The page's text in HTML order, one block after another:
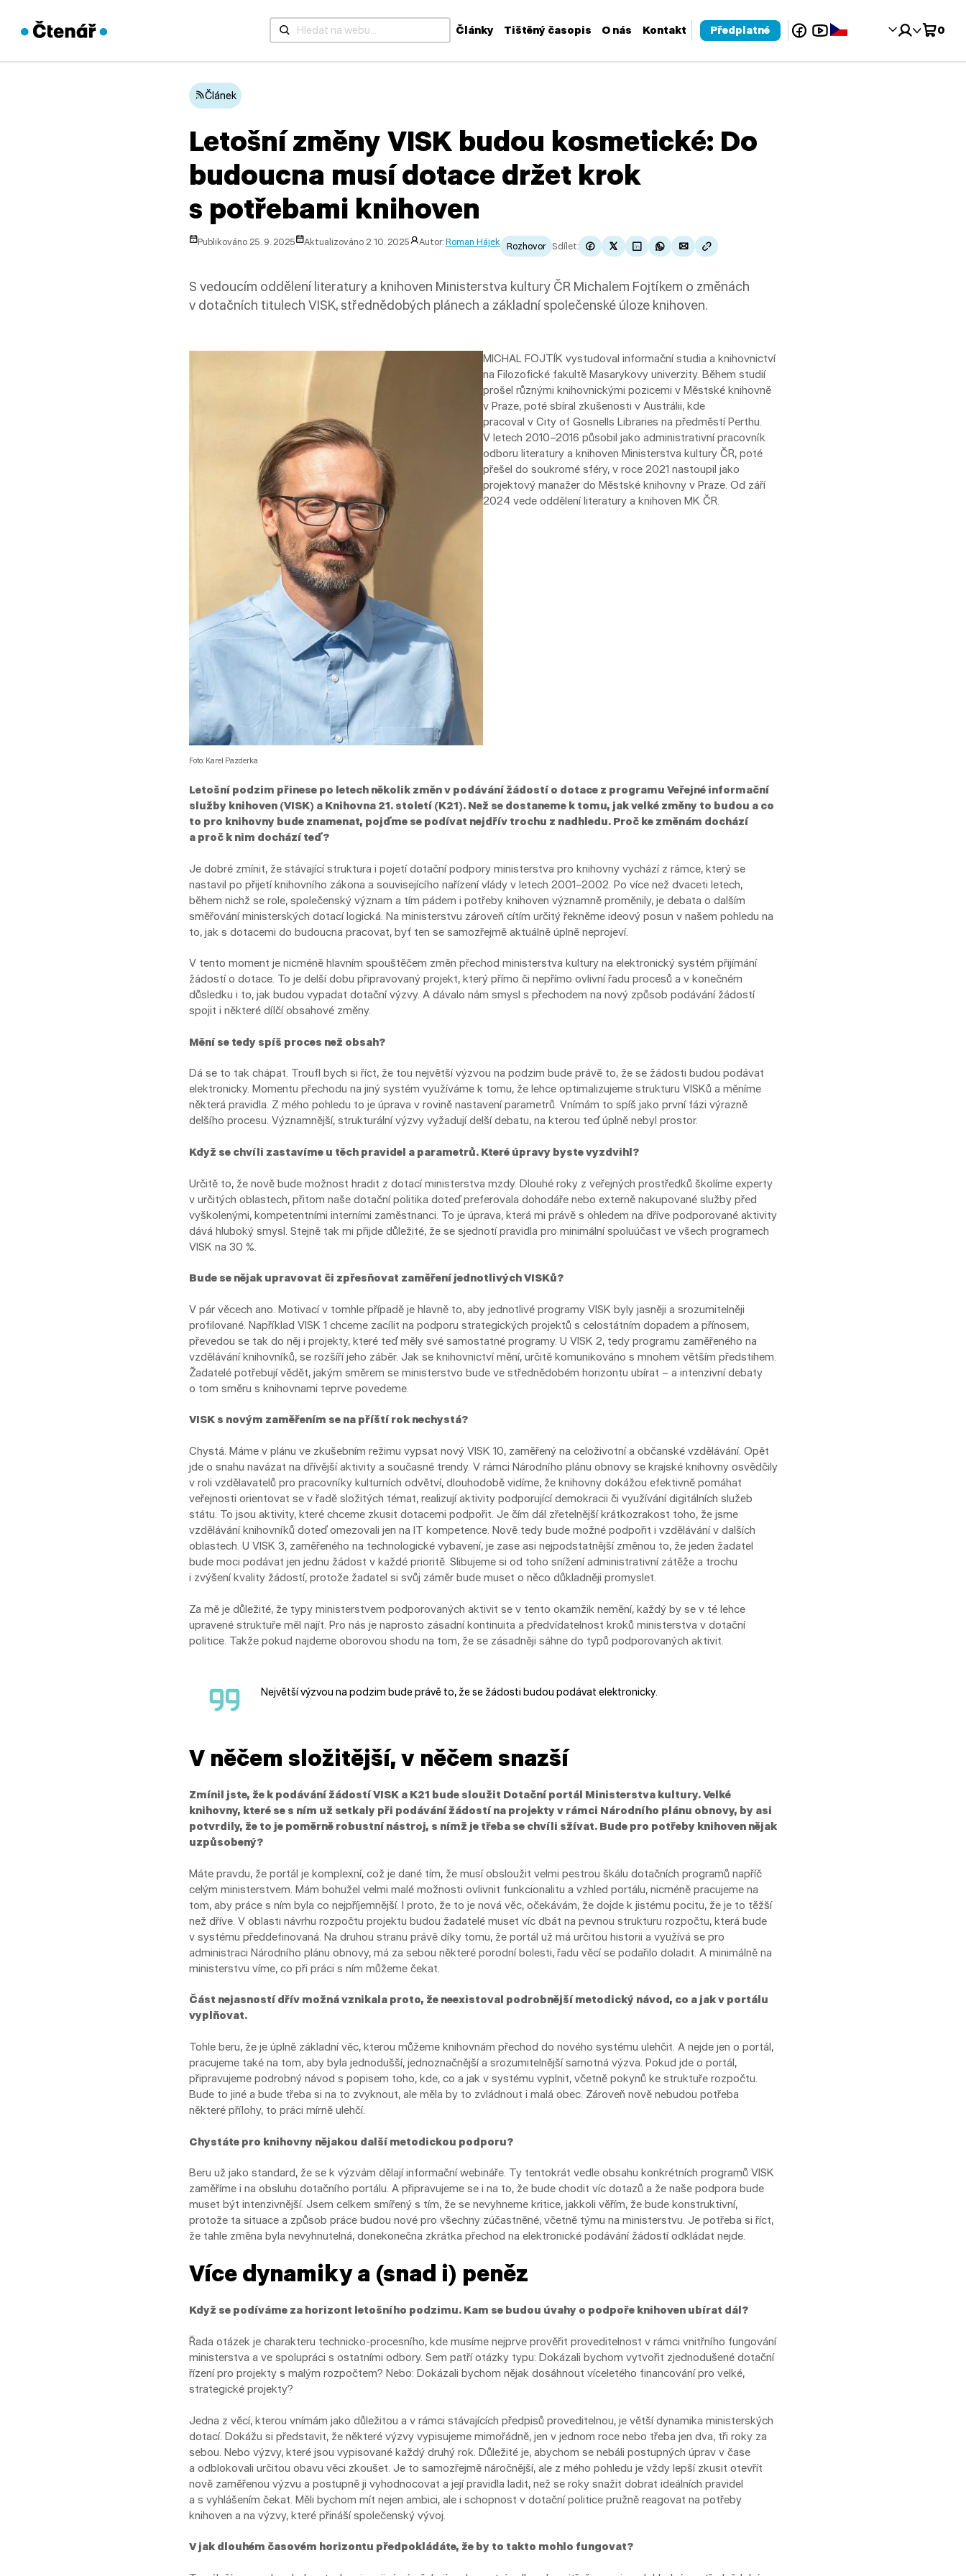
Články Tištěný časopis O nás Kontakt Předplatné Facebook
YouTube 0
Článek
Letošní změny VISK budou kosmetické: Do
budoucna musí dotace držet krok
s potřebami knihoven
Publikováno 25. 9. 2025 Aktualizováno 2. 10. 2025 Autor: Roman Hájek Rozhovor Sdílet:
S vedoucím oddělení literatury a knihoven Ministerstva kultury ČR Michalem Fojtíkem o změnách
v dotačních titulech VISK, střednědobých plánech a základní společenské úloze knihoven.
Foto: Karel Pazderka
MICHAL FOJTÍK vystudoval informační studia a knihovnictví
na Filozofické fakultě Masarykovy univerzity. Během studií
prošel různými knihovnickými pozicemi v Městské knihovně
v Praze, poté sbíral zkušenosti v Austrálii, kde
pracoval v City of Gosnells Libraries na předměstí Perthu.
V letech 2010–2016 působil jako administrativní pracovník
odboru literatury a knihoven Ministerstva kultury ČR, poté
přešel do soukromé sféry, v roce 2021 nastoupil jako
projektový manažer do Městské knihovny v Praze. Od září
2024 vede oddělení literatury a knihoven MK ČR.
Letošní podzim přinese po letech několik změn v podávání žádostí o dotace z programu Veřejné informační
služby knihoven (VISK) a Knihovna 21. století (K21). Než se dostaneme k tomu, jak velké změny to budou a co
to pro knihovny bude znamenat, pojďme se podívat nejdřív trochu z nadhledu. Proč ke změnám dochází
a proč k nim dochází teď?
Je dobré zmínit, že stávající struktura i pojetí dotační podpory ministerstva pro knihovny vychází z rámce, který se
nastavil po přijetí knihovního zákona a souvisejícího nařízení vlády v letech 2001–2002. Po více než dvaceti letech,
během nichž se role, společenský význam a tím pádem i potřeby knihoven významně proměnily, je debata o dalším
směřování ministerských dotací logická. Na ministerstvu zároveň cítím určitý řekněme ideový posun v našem pohledu na
to, jak s dotacemi do budoucna pracovat, byť ten se samozřejmě aktuálně úplně neprojeví.
V tento moment je nicméně hlavním spouštěčem změn přechod ministerstva kultury na elektronický systém přijímání
žádostí o dotace. To je delší dobu připravovaný projekt, který přímo či nepřímo ovlivní řadu procesů a v konečném
důsledku i to, jak budou vypadat dotační výzvy. A dávalo nám smysl s přechodem na nový způsob podávání žádostí
spojit i některé dílčí obsahové změny.
Mění se tedy spíš proces než obsah?
Dá se to tak chápat. Troufl bych si říct, že tou největší výzvou na podzim bude právě to, že se žádosti budou podávat
elektronicky. Momentu přechodu na jiný systém využíváme k tomu, že lehce optimalizujeme strukturu VISKů a měníme
některá pravidla. Z mého pohledu to je úprava v rovině nastavení parametrů. Vnímám to spíš jako první fázi výrazně
delšího procesu. Významnější, strukturální výzvy vyžadují delší debatu, na kterou teď úplně nebyl prostor.
Když se chvíli zastavíme u těch pravidel a parametrů. Které úpravy byste vyzdvihl?
Určitě to, že nově bude možnost hradit z dotací ministerstva mzdy. Dlouhé roky z veřejných prostředků školíme experty
v určitých oblastech, přitom naše dotační politika doteď preferovala dohodáře nebo externě nakupované služby před
vyškolenými, kompetentními interními zaměstnanci. To je úprava, která mi právě s ohledem na dříve podporované aktivity
dává hluboký smysl. Stejně tak mi přijde důležité, že se sjednotí pravidla pro minimální spoluúčast ve všech programech
VISK na 30 %.
Bude se nějak upravovat či zpřesňovat zaměření jednotlivých VISKů?
V pár věcech ano. Motivací v tomhle případě je hlavně to, aby jednotlivé programy VISK byly jasněji a srozumitelněji
profilované. Například VISK 1 chceme zacílit na podporu strategických projektů s celostátním dopadem a přínosem,
převedou se tak do něj i projekty, které teď měly své samostatné programy. U VISK 2, tedy programu zaměřeného na
vzdělávání knihovníků, se rozšíří jeho záběr. Jak se knihovnictví mění, určitě komunikováno s mnohem větším předstihem.
Žadatelé potřebují vědět, jakým směrem se ministerstvo bude ve střednědobém horizontu ubírat – a intenzivní debaty
o tom směru s knihovnami teprve povedeme.
VISK s novým zaměřením se na příští rok nechystá?
Chystá. Máme v plánu ve zkušebním režimu vypsat nový VISK 10, zaměřený na celoživotní a občanské vzdělávání. Opět
jde o snahu navázat na dřívější aktivity a současné trendy. V rámci Národního plánu obnovy se krajské knihovny osvědčily
v roli vzdělavatelů pro pracovníky kulturních odvětví, dlouhodobě vidíme, že knihovny dokážou efektivně pomáhat
veřejnosti orientovat se v řadě složitých témat, realizují aktivity podporující demokracii či využívání digitálních služeb
státu. To jsou aktivity, které chceme zkusit dotacemi podpořit. Je čím dál zřetelnější krátkozrakost toho, že jsme
vzdělávání knihovníků doteď omezovali jen na IT kompetence. Nově tedy bude možné podpořit i vzdělávání v dalších
oblastech. U VISK 3, zaměřeného na technologické vybavení, je zase asi nejpodstatnější změnou to, že jeden žadatel
bude moci podávat jen jednu žádost v každé prioritě. Slibujeme si od toho snížení administrativní zátěže a trochu
i zvýšení kvality žádostí, protože žadatel si svůj záměr bude muset o něco důkladněji promyslet.
Za mě je důležité, že typy ministerstvem podporovaných aktivit se v tento okamžik nemění, každý by se v té lehce
upravené struktuře měl najít. Pro nás je naprosto zásadní kontinuita a předvídatelnost kroků ministerstva v dotační
politice. Takže pokud najdeme oborovou shodu na tom, že se zásadněji sáhne do typů podporovaných aktivit.
Největší výzvou na podzim bude právě to, že se žádosti budou podávat elektronicky.
V něčem složitější, v něčem snazší
Zmínil jste, že k podávání žádostí VISK a K21 bude sloužit Dotační portál Ministerstva kultury. Velké
knihovny, které se s ním už setkaly při podávání žádostí na projekty v rámci Národního plánu obnovy, by asi
potvrdily, že to je poměrně robustní nástroj, s nímž je třeba se chvíli sžívat. Bude pro potřeby knihoven nějak
uzpůsobený?
Máte pravdu, že portál je komplexní, což je dané tím, že musí obsloužit velmi pestrou škálu dotačních programů napříč
celým ministerstvem. Mám bohužel velmi malé možnosti ovlivnit funkcionalitu a vzhled portálu, nicméně pracujeme na
tom, aby práce s ním byla co nejpříjemnější. I proto, že to je nová věc, očekávám, že dojde k jistému pocitu, že je to těžší
než dříve. V oblasti návrhu rozpočtu projektu budou žadatelé muset víc dbát na pevnou strukturu rozpočtu, která bude
v systému předdefinovaná. Na druhou stranu právě díky tomu, že portál už má určitou historii a využívá se pro
administraci Národního plánu obnovy, má za sebou některé porodní bolesti, řadu věcí se podařilo doladit. A minimálně na
ministerstvu víme, co při práci s ním můžeme čekat.
Část nejasností dřív možná vznikala proto, že neexistoval podrobnější metodický návod, co a jak v portálu
vyplňovat.
Tohle beru, že je úplně základní věc, kterou můžeme knihovnám přechod do nového systému ulehčit. A nejde jen o portál,
pracujeme také na tom, aby byla jednodušší, jednoznačnější a srozumitelnější samotná výzva. Pokud jde o portál,
připravujeme podrobný návod s popisem toho, kde, co a jak v systému vyplnit, včetně pokynů ke struktuře rozpočtu.
Bude to jiné a bude třeba si na to zvyknout, ale měla by to zvládnout i malá obec. Zároveň nově nebudou potřeba
některé přílohy, to práci mírně ulehčí.
Chystáte pro knihovny nějakou další metodickou podporu?
Beru už jako standard, že se k výzvám dělají informační webináře. Ty tentokrát vedle obsahu konkrétních programů VISK
zaměříme i na obsluhu dotačního portálu. A připravujeme se i na to, že bude chodit víc dotazů a že naše podpora bude
muset být intenzivnější. Jsem celkem smířený s tím, že se nevyhneme kritice, jakkoli věřím, že bude konstruktivní,
protože ta situace a způsob práce budou nové pro všechny zúčastněné, včetně týmu na ministerstvu. Je potřeba si říct,
že tahle změna byla nevyhnutelná, donekonečna zkrátka přechod na elektronické podávání žádostí odkládat nejde.
Více dynamiky a (snad i) peněz
Když se podíváme za horizont letošního podzimu. Kam se budou úvahy o podpoře knihoven ubírat dál?
Řada otázek je charakteru technicko-procesního, kde musíme nejprve prověřit proveditelnost v rámci vnitřního fungování
ministerstva a ve spolupráci s ostatními odbory. Sem patří otázky typu: Dokázali bychom vytvořit zjednodušené dotační
řízení pro projekty s malým rozpočtem? Nebo: Dokázali bychom nějak dosáhnout víceletého financování pro velké,
strategické projekty?
Jedna z věcí, kterou vnímám jako důležitou a v rámci stávajících předpisů proveditelnou, je větší dynamika ministerských
dotací. Dokážu si představit, že některé výzvy vypisujeme mimořádně, jen v jednom roce nebo třeba jen dva, tři roky za
sebou. Nebo výzvy, které jsou vypisované každý druhý rok. Důležité je, abychom se nebáli postupných úprav v čase
a odblokovali určitou obavu věci zkoušet. Je to samozřejmě náročnější, ale z mého pohledu je vždy lepší zkusit otevřít
nově zaměřenou výzvu a postupně ji vyhodnocovat a její pravidla ladit, než se roky snažit dobrat ideálních pravidel
a s vyhlášením čekat. Měli bychom mít nejen ambici, ale i schopnost v dotační politice pružně reagovat na potřeby
knihoven a na výzvy, které přináší společenský vývoj.
V jak dlouhém časovém horizontu předpokládáte, že by to takto mohlo fungovat?